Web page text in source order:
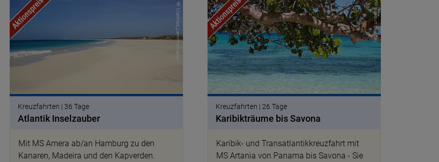
© Matthias_Lemm pixabay
Kreuzfahrten | 36 Tage
Atlantik Inselzauber
Mit MS Amera ab/an Hamburg zu den
Kanaren, Madeira und den Kapverden.
© suesun pixabay
Kreuzfahrten | 26 Tage
Karibikträume bis Savona
Karibik- und Transatlantikkreuzfahrt mit
MS Artania von Panama bis Savona - Sie